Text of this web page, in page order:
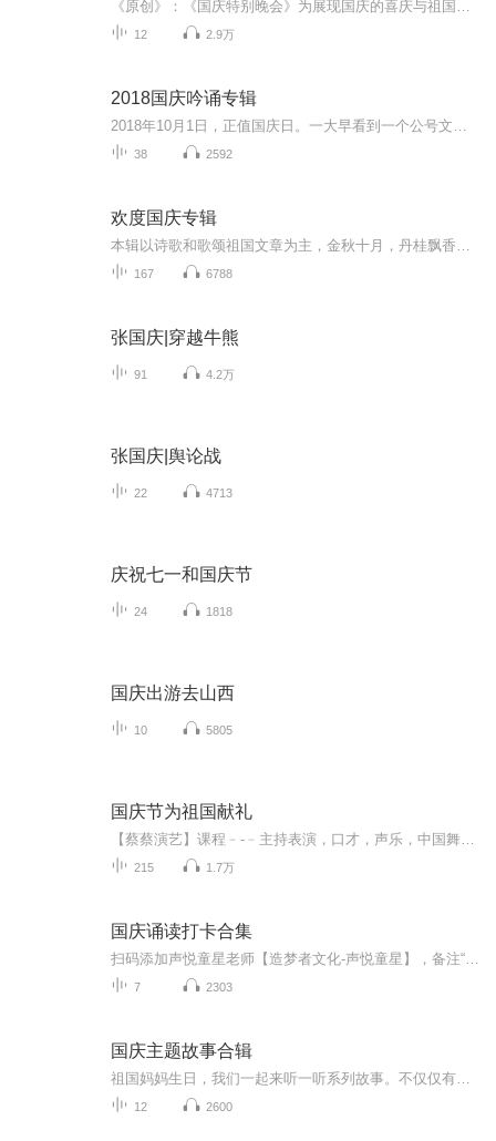
12 2.9万
2018国庆吟诵专辑
38 2592
欢度国庆专辑
167 6788
张国庆|穿越牛熊
91 4.2万
张国庆|舆论战
22 4713
庆祝七一和国庆节
24 1818
国庆出游去山西
10 5805
国庆节为祖国献礼
215 1.7万
国庆诵读打卡合集
7 2303
国庆主题故事合辑
12 2600